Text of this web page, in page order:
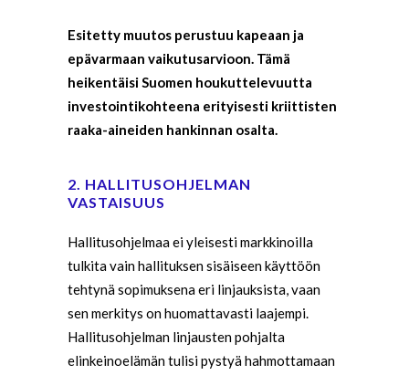
Esitetty muutos perustuu kapeaan ja
epävarmaan vaikutusarvioon. Tämä
heikentäisi Suomen houkuttelevuutta
investointikohteena erityisesti kriittisten
raaka-aineiden hankinnan osalta.
2. HALLITUSOHJELMAN
VASTAISUUS
Hallitusohjelmaa ei yleisesti markkinoilla
tulkita vain hallituksen sisäiseen käyttöön
tehtynä sopimuksena eri linjauksista, vaan
sen merkitys on huomattavasti laajempi.
Hallitusohjelman linjausten pohjalta
elinkeinoelämän tulisi pystyä hahmottamaan